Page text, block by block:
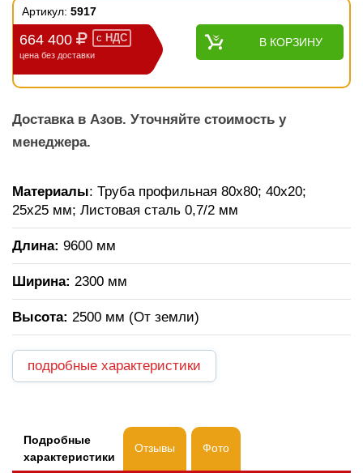
Артикул: 5917
664 400 с НДС
цена без доставки
В КОРЗИНУ
Доставка в Азов. Уточняйте стоимость у
менеджера.
Материалы: Труба профильная 80х80; 40х20;
25х25 мм; Листовая сталь 0,7/2 мм
Длина: 9600 мм
Ширина: 2300 мм
Высота: 2500 мм (От земли)
подробные характеристики
Подробные
характеристики
Отзывы Фото